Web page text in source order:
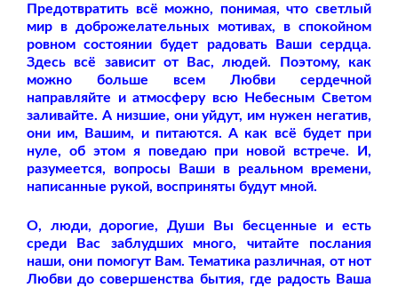
Предотвратить всё можно, понимая, что светлый
мир в доброжелательных мотивах, в спокойном
ровном состоянии будет радовать Ваши сердца.
Здесь всё зависит от Вас, людей. Поэтому, как
можно больше всем Любви сердечной
направляйте и атмосферу всю Небесным Светом
заливайте. А низшие, они уйдут, им нужен негатив,
они им, Вашим, и питаются. А как всё будет при
нуле, об этом я поведаю при новой встрече. И,
разумеется, вопросы Ваши в реальном времени,
написанные рукой, восприняты будут мной.
О, люди, дорогие, Души Вы бесценные и есть
среди Вас заблудших много, читайте послания
наши, они помогут Вам. Тематика различная, от нот
Любви до совершенства бытия, где радость Ваша